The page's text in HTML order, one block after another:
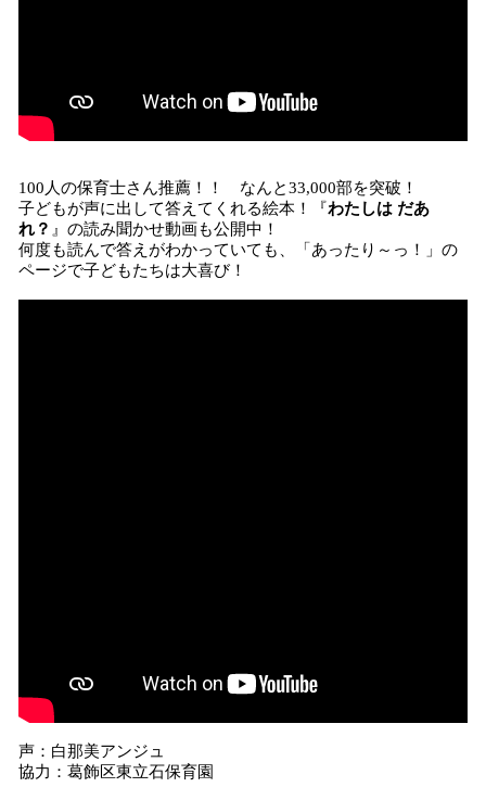
100人の保育士さん推薦！！ なんと33,000部を突破！
子どもが声に出して答えてくれる絵本！『わたしは だあ
れ？ 』の読み聞かせ動画も公開中！
何度も読んで答えがわかっていても、「あったり～っ！」の
ページで子どもたちは大喜び！
声：白那美アンジュ
協力：葛飾区東立石保育園